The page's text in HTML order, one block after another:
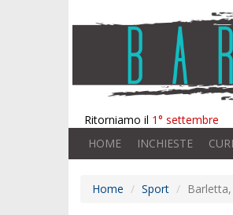
Ritorniamo il 1° settembre
HOME INCHIESTE
Home Sport